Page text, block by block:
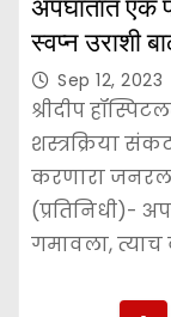
अपघातात एक
स्वप्न उराशी
Sep 12, 2023
श्रीदीप
शस्त्रक्रिया
करणारा जनरल
(प्रतिनिधी)-
गमावला,